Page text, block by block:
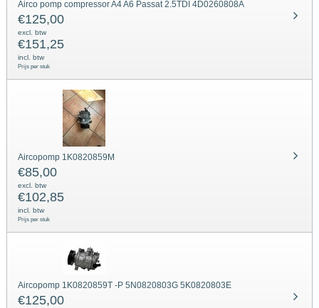
Airco pomp compressor A4 A6 Passat 2.5TDI 4D0260808A
€125,00
excl. btw
€151,25
incl. btw
Prijs per stuk
Aircopomp 1K0820859M
€85,00
excl. btw
€102,85
incl. btw
Prijs per stuk
Aircopomp 1K0820859T -P 5N0820803G 5K0820803E
€125,00